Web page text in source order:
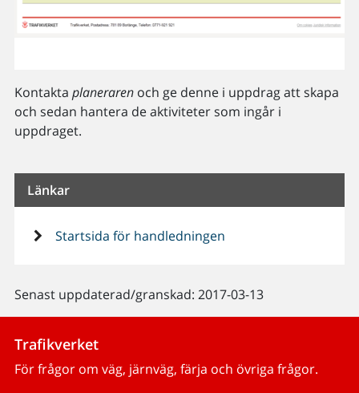
Kontakta planerarenoch ge denne i uppdrag att skapa
och sedan hantera de aktiviteter som ingår i
uppdraget.
Länkar
Startsida för handledningen
Senast uppdaterad/granskad: 2017-03-13
Trafikverket
För frågor om väg, järnväg, färja och övriga frågor.